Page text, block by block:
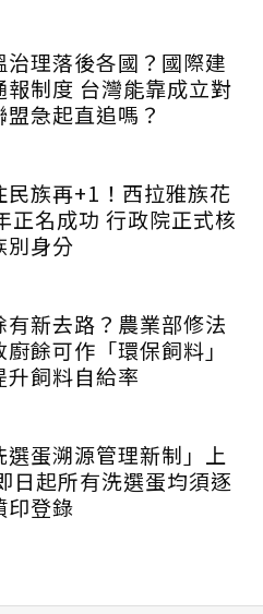
治理落後各國？國際建
報制度 台灣能靠成立對
盟急起直追嗎？
民族再+1！西拉雅族花
正名成功 行政院正式核
別身分
有新去路？農業部修法
廚餘可作「環保飼料」
升飼料自給率
選蛋溯源管理新制」上
日起所有洗選蛋均須逐
印登錄